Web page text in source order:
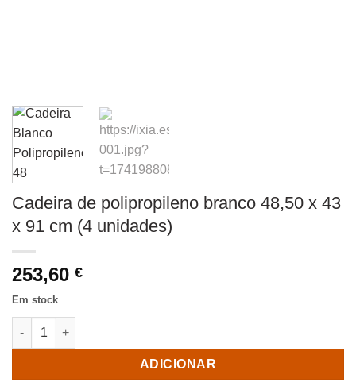
Cadeira de polipropileno branco 48,50 x 43
x 91 cm (4 unidades)
253,60 €
Em stock
Quantidade de Cadeira de polipropileno branco 48,50 x 43 x
ADICIONAR